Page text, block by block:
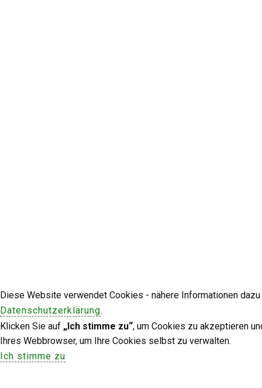
Diese Website verwendet Cookies - nähere Informationen
Datenschutzerklärung.
Klicken Sie auf „Ich stimme zu“, um Cookies zu akzeptieren
Ihres Webbrowser, um Ihre Cookies selbst zu verwalten.
Ich stimme zu